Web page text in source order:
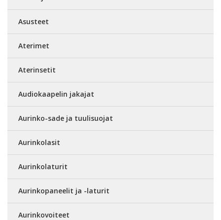
Asusteet
Aterimet
Aterinsetit
Audiokaapelin jakajat
Aurinko-sade ja tuulisuojat
Aurinkolasit
Aurinkolaturit
Aurinkopaneelit ja -laturit
Aurinkovoiteet